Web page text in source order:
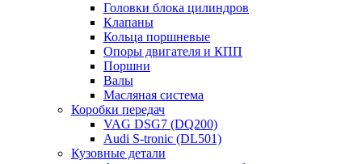
Головки блока цилиндров
Клапаны
Кольца поршневые
Опоры двигателя и КПП
Поршни
Валы
Масляная система
Коробки передач
VAG DSG7 (DQ200)
Audi S-tronic (DL501)
Кузовные детали